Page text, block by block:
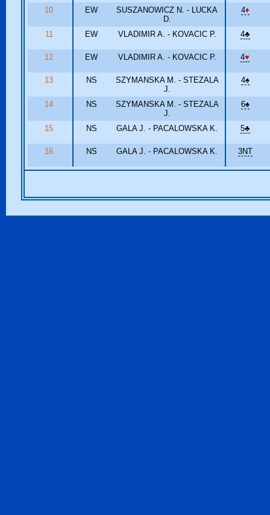
10 EW
SUSZANOWICZ N. - LUCKA
D.
4♦
11 EW VLADIMIR A. - KOVACIC P. 4♣
12 EW VLADIMIR A. - KOVACIC P. 4♥
13 NS
SZYMANSKA M. - STEZALA
J.
4♠
14 NS
SZYMANSKA M. - STEZALA
J.
6♠
15 NS GALA J. - PACALOWSKA K. 5♣
16 NS GALA J. - PACALOWSKA K. 3NT